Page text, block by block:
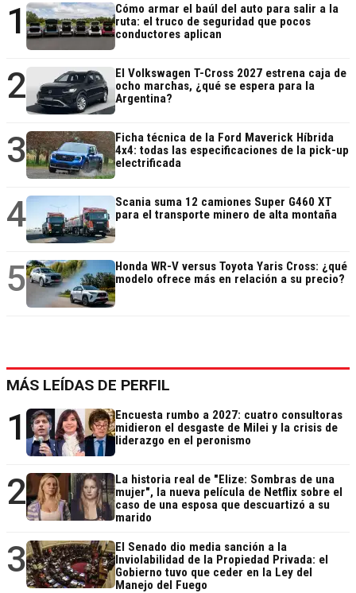
1
Cómo armar el baúl del auto para salir a la
ruta: el truco de seguridad que pocos
conductores aplican
2
El Volkswagen T-Cross 2027 estrena caja de
ocho marchas, ¿qué se espera para la
Argentina?
3
Ficha técnica de la Ford Maverick Híbrida
4x4: todas las especificaciones de la pick-up
electrificada
4
Scania suma 12 camiones Super G460 XT
para el transporte minero de alta montaña
5
Honda WR-V versus Toyota Yaris Cross: ¿qué
modelo ofrece más en relación a su precio?
MÁS LEÍDAS DE PERFIL
1
Encuesta rumbo a 2027: cuatro consultoras
midieron el desgaste de Milei y la crisis de
liderazgo en el peronismo
2
La historia real de "Elize: Sombras de una
mujer", la nueva película de Netflix sobre el
caso de una esposa que descuartizó a su
marido
3
El Senado dio media sanción a la
Inviolabilidad de la Propiedad Privada: el
Gobierno tuvo que ceder en la Ley del
Manejo del Fuego